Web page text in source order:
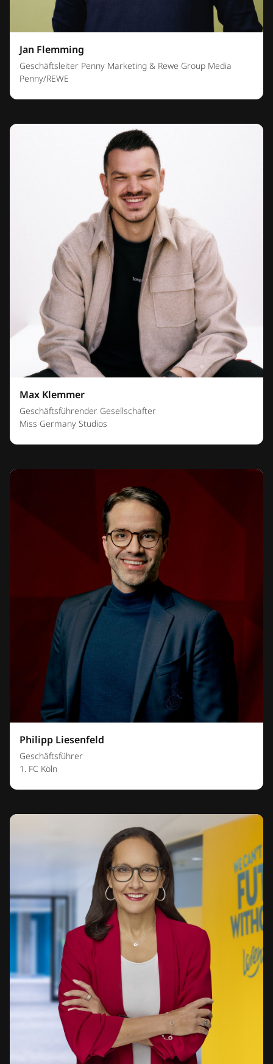
Jan Flemming
Geschäftsleiter Penny Marketing & Rewe Group Media
Penny/REWE
Max Klemmer
Geschäftsführender Gesellschafter
Miss Germany Studios
Philipp Liesenfeld
Geschäftsführer
1. FC Köln